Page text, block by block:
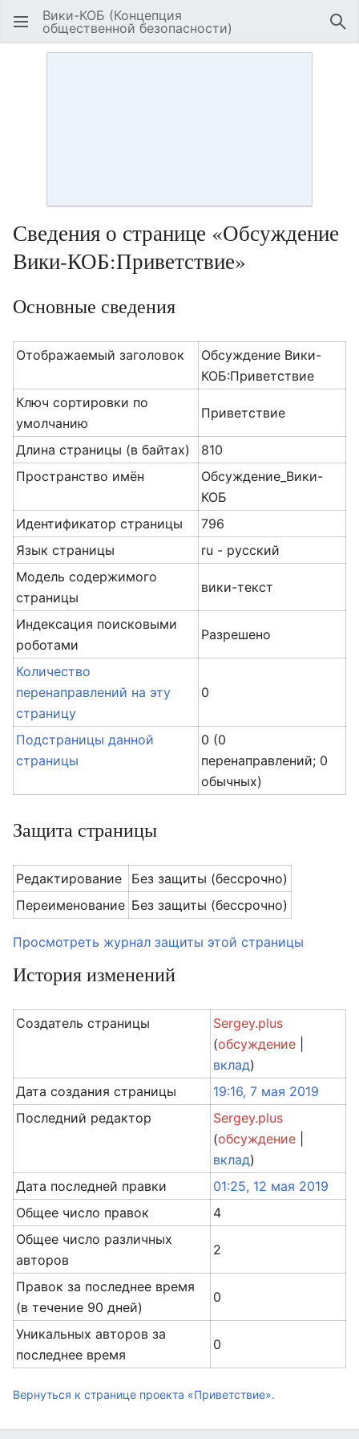
Открыть главное меню
Вики-КОБ (Концепция
общественной безопасности)
Сведения о странице «Обсуждение
Вики-КОБ:Приветствие»
Основные сведения
Отображаемый заголовок
Обсуждение Вики-
КОБ:Приветствие
Ключ сортировки по
умолчанию
Приветствие
Длина страницы (в байтах)
810
Пространство имён
Обсуждение_Вики-
КОБ
Идентификатор страницы
796
Язык страницы
ru - русский
Модель содержимого
страницы
вики-текст
Индексация поисковыми
роботами
Разрешено
Количество
перенаправлений на эту
страницу
0
Подстраницы данной
страницы
0 (0
перенаправлений; 0
обычных)
Защита страницы
Редактирование
Без защиты (бессрочно)
Переименование Без защиты (бессрочно)
Просмотреть журнал защиты этой страницы
История изменений
Создатель страницы
Sergey.plus
(обсуждение
вклад)
Дата создания страницы
19:16, 7 мая 2019
Последний редактор
Sergey.plus
(обсуждение
вклад)
Дата последней правки
01:25, 12 мая 2019
Общее число правок
4
Общее число различных
авторов
2
Правок за последнее время
(в течение 90 дней)
0
Уникальных авторов за
последнее время
0
Вернуться к странице проекта «Приветствие».